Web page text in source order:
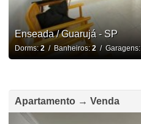
Enseada / Guarujá - SP
Dorms:2/ Banheiros:2/ Garagens:
Apartamento → Venda